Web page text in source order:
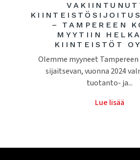
– TAMPEREEN
MYYTIIN
KIINTEISTÖT
Olemme myyneet Tampereen
sijaitsevan, vuonna 2024
tuotanto- ja...
Lue lisää